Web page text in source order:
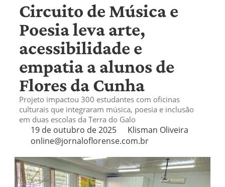
Circuito de Música e
Poesia leva arte,
acessibilidade e
empatia a alunos de
Flores da Cunha
Projeto impactou 300 estudantes com oficinas
culturais que integraram música, poesia e inclusão
em duas escolas da Terra do Galo
19 de outubro de 2025
Klisman Oliveira
online@jornaloflorense.com.br